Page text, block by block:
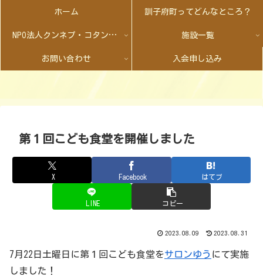
ホーム 訓子府町ってどんなところ？
NPO法人クンネプ・コタンとは 施設一覧
お問い合わせ 入会申し込み
第１回こども食堂を開催しました
X Facebook はてブ
LINE コピー
2023.08.09 2023.08.31
7月22日土曜日に第１回こども食堂をサロンゆう にて実施
しました！